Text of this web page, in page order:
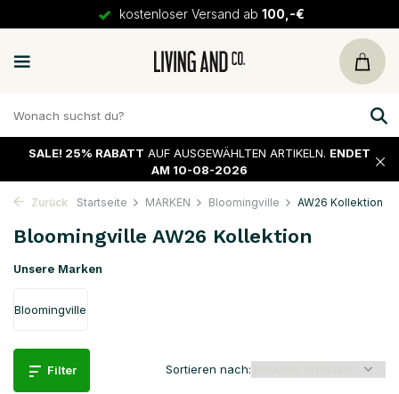
kostenloser Versand ab 100,-€
SALE! 25% RABATT AUF AUSGEWÄHLTEN ARTIKELN. ENDET
AM 10-08-2026
Zurück Startseite MARKEN Bloomingville AW26 Kollektion
Bloomingville AW26 Kollektion
Unsere Marken
Bloomingville
Filter Sortieren nach: